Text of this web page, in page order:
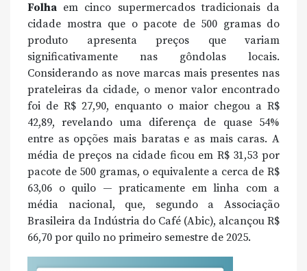
Folha em cinco supermercados tradicionais da
cidade mostra que o pacote de 500 gramas do
produto apresenta preços que variam
significativamente nas gôndolas locais.
Considerando as nove marcas mais presentes nas
prateleiras da cidade, o menor valor encontrado
foi de R$ 27,90, enquanto o maior chegou a R$
42,89, revelando uma diferença de quase 54%
entre as opções mais baratas e as mais caras. A
média de preços na cidade ficou em R$ 31,53 por
pacote de 500 gramas, o equivalente a cerca de R$
63,06 o quilo — praticamente em linha com a
média nacional, que, segundo a Associação
Brasileira da Indústria do Café (Abic), alcançou R$
66,70 por quilo no primeiro semestre de 2025.